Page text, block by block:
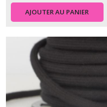
AJOUTER AU PANIER